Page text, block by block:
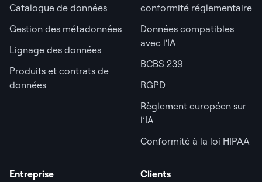
Catalogue de données
Gestion des métadonnées
Lignage des données
Produits et contrats de
données
conformité réglementaire
Données compatibles
avec l'IA
BCBS 239
RGPD
Règlement européen sur
l’IA
Conformité à la loi HIPAA
Entreprise
Clients